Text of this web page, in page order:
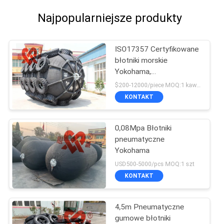
Najpopularniejsze produkty
ISO17357 Certyfikowane
błotniki morskie
Yokohama,
pneumatyczny gumowy
błotnik
$200-12000/piece MOQ:1 kawałek
KONTAKT
0,08Mpa Błotniki
pneumatyczne
Yokohama
USD500-5000/pcs MOQ:1 szt
KONTAKT
4,5m Pneumatyczne
gumowe błotniki